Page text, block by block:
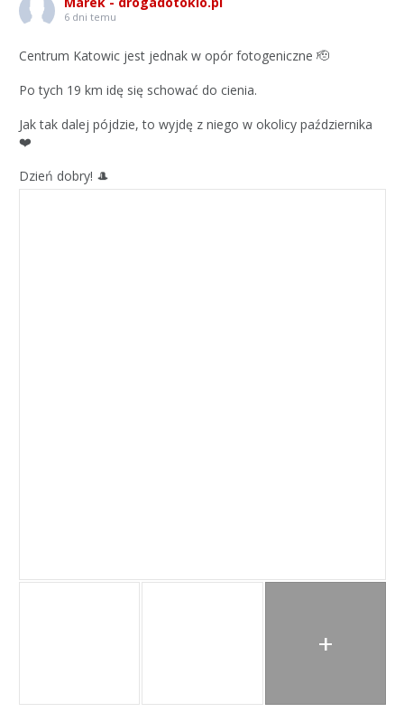
6 dni temu
Centrum Katowic jest jednak w opór fotogeniczne 🫡
Po tych 19 km idę się schować do cienia.
Jak tak dalej pójdzie, to wyjdę z niego w okolicy października
❤️
Dzień dobry! 🎩
+